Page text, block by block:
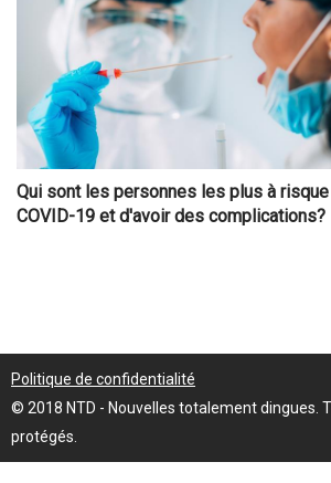
Qui sont les personnes les plus à
COVID-19 et d'avoir des complications?
Politique de confidentialité
© 2018 NTD - Nouvelles totalement dingues.
protégés.